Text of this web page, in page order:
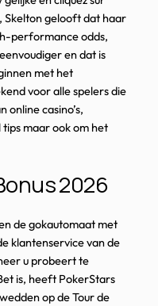
Skelton gelooft dat haar
performance odds,
en dat is
met het
voor alle spelers die
online casino’s,
maar ook om het
2026
de gokautomaat met
klantenservice van de
u probeert te
is, heeft PokerStars
op de Tour de